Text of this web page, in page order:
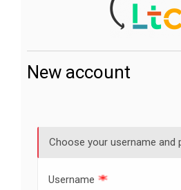
New account
Choose your username and
Username